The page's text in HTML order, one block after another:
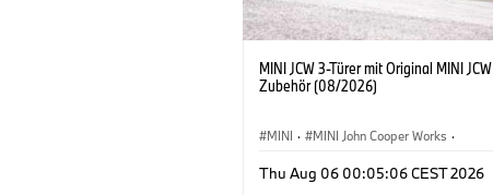
MINI JCW 3-Türer mit Original MINI JCW
Zubehör (08/2026)
MINI · MINI John Cooper Works ·
Sonderausstattungen, Zubehör
Thu Aug 06 00:05:06 CEST 2026